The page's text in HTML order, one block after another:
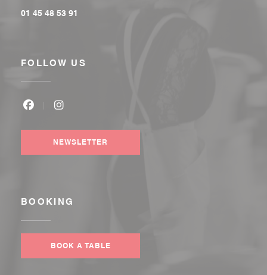
01 45 48 53 91
FOLLOW US
NEWSLETTER
BOOKING
BOOK A TABLE